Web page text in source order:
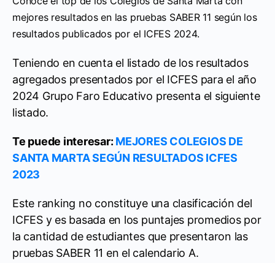
mejores resultados en las pruebas SABER 11 según los
resultados publicados por el ICFES 2024.
Teniendo en cuenta el listado de los resultados
agregados presentados por el ICFES para el año
2024 Grupo Faro Educativo presenta el siguiente
listado.
Te puede interesar: MEJORES COLEGIOS DE
SANTA MARTA SEGÚN RESULTADOS ICFES
2023
Este ranking no constituye una clasificación del
ICFES y es basada en los puntajes promedios por
la cantidad de estudiantes que presentaron las
pruebas SABER 11 en el calendario A.